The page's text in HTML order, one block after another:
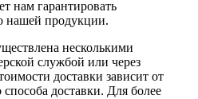
нам гарантировать
нашей продукции.
несколькими
службой или через
доставки зависит от
способа доставки. Для более